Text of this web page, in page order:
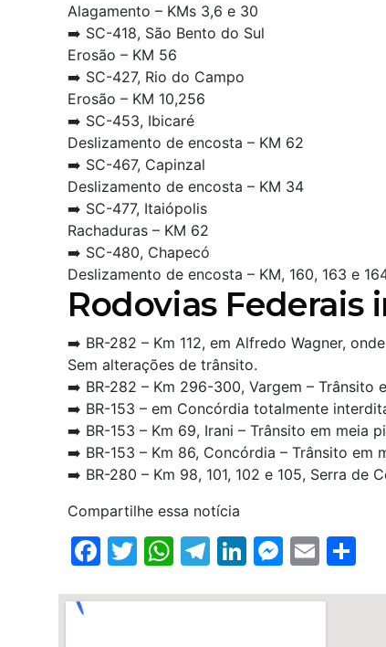
Alagamento – KMs 3,6 e 30
➡️ SC-418, São Bento do Sul
Erosão – KM 56
➡️ SC-427, Rio do Campo
Erosão – KM 10,256
➡️ SC-453, Ibicaré
Deslizamento de encosta – KM 62
➡️ SC-467, Capinzal
Deslizamento de encosta – KM 34
➡️ SC-477, Itaiópolis
Rachaduras – KM 62
➡️ SC-480, Chapecó
Deslizamento de encosta – KM, 160, 163 e
Rodovias Federais
➡️ BR-282 – Km 112, em Alfredo Wagner,
Sem alterações de trânsito.
➡️ BR-282 – Km 296-300, Vargem –
➡️ BR-153 – em Concórdia totalmente
➡️ BR-153 – Km 69, Irani – Trânsito em meia
➡️ BR-153 – Km 86, Concórdia – Trânsito
➡️ BR-280 – Km 98, 101, 102 e 105, Serra de
Compartilhe essa notícia
Facebook
Twitter
WhatsApp
Telegram
LinkedInEmail